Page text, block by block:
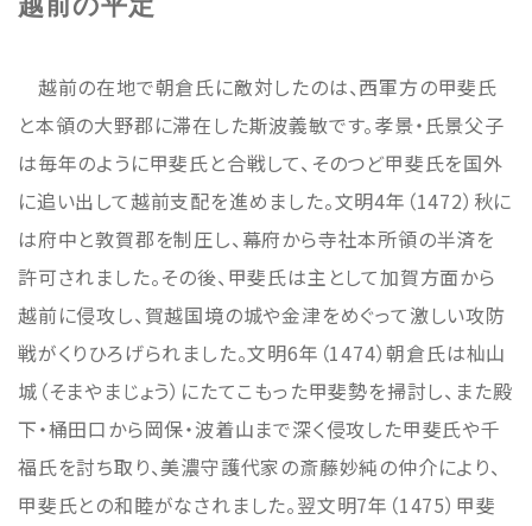
越前の在地で朝倉氏に敵対したのは、西軍方の甲斐氏
と本領の大野郡に滞在した斯波義敏です。孝景・氏景父子
は毎年のように甲斐氏と合戦して、そのつど甲斐氏を国外
に追い出して越前支配を進めました。文明4年（1472）秋に
は府中と敦賀郡を制圧し、幕府から寺社本所領の半済を
許可されました。その後、甲斐氏は主として加賀方面から
越前に侵攻し、賀越国境の城や金津をめぐって激しい攻防
戦がくりひろげられました。文明6年（1474）朝倉氏は杣山
城（そまやまじょう）にたてこもった甲斐勢を掃討し、また殿
下・桶田口から岡保・波着山まで深く侵攻した甲斐氏や千
福氏を討ち取り、美濃守護代家の斎藤妙純の仲介により、
甲斐氏との和睦がなされました。翌文明7年（1475）甲斐